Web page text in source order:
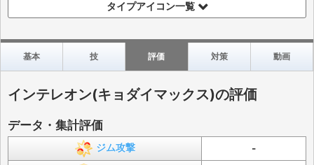
タイプアイコン一覧
基本 技 評価 対策 動画
インテレオン(キョダイマックス)の評価
データ・集計評価
ジム攻撃 -